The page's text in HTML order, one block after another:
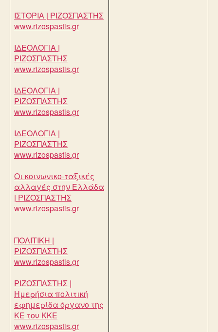
ΙΣΤΟΡΙΑ | ΡΙΖΟΣΠΑΣΤΗΣ
www.rizospastis.gr
ΙΔΕΟΛΟΓΙΑ |
ΡΙΖΟΣΠΑΣΤΗΣ
www.rizospastis.gr
ΙΔΕΟΛΟΓΙΑ |
ΡΙΖΟΣΠΑΣΤΗΣ
www.rizospastis.gr
ΙΔΕΟΛΟΓΙΑ |
ΡΙΖΟΣΠΑΣΤΗΣ
www.rizospastis.gr
Οι κοινωνικο-ταξικές
αλλαγές στην Ελλάδα
| ΡΙΖΟΣΠΑΣΤΗΣ
www.rizospastis.gr
ΠΟΛΙΤΙΚΗ |
ΡΙΖΟΣΠΑΣΤΗΣ
www.rizospastis.gr
ΡΙΖΟΣΠΑΣΤΗΣ |
Ημερήσια πολιτική
εφημερίδα όργανο της
ΚΕ του ΚΚΕ
www.rizospastis.gr